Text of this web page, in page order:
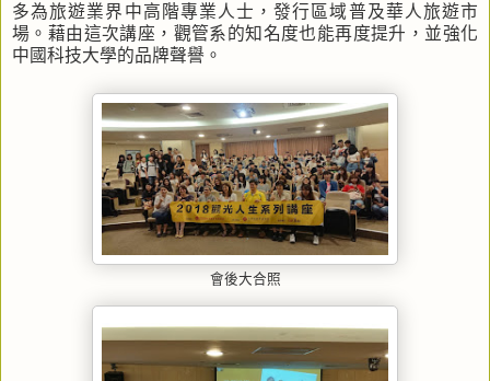
多為旅遊業界中高階專業人士，發行區域普及華人旅遊市
場。藉由這次講座，觀管系的知名度也能再度提升，並強化
中國科技大學的品牌聲譽。
會後大合照